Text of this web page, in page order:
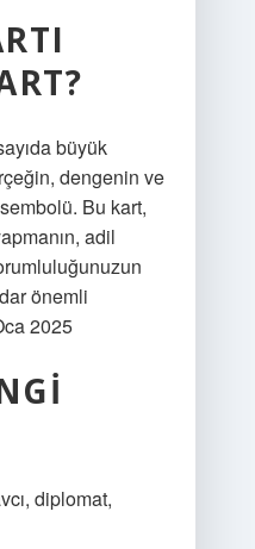
büyük
dengenin ve
Bu kart,
adil
önemli
2025
diplomat,